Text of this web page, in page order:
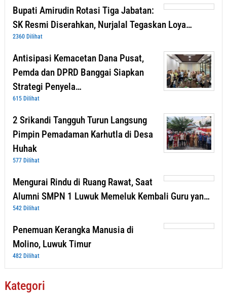
Bupati Amirudin Rotasi Tiga Jabatan:
SK Resmi Diserahkan, Nurjalal Tegaskan Loya…
2360 Dilihat
Antisipasi Kemacetan Dana Pusat,
Pemda dan DPRD Banggai Siapkan
Strategi Penyela…
615 Dilihat
2 Srikandi Tangguh Turun Langsung
Pimpin Pemadaman Karhutla di Desa
Huhak
577 Dilihat
Mengurai Rindu di Ruang Rawat, Saat
Alumni SMPN 1 Luwuk Memeluk Kembali Guru yan…
542 Dilihat
Penemuan Kerangka Manusia di
Molino, Luwuk Timur
482 Dilihat
Kategori